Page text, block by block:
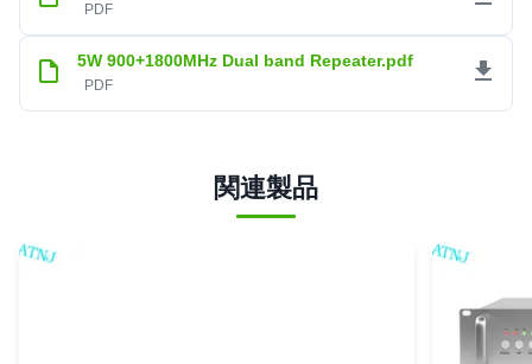
PDF
5W 900+1800MHz Dual band Repeater.pdf
PDF
関連製品